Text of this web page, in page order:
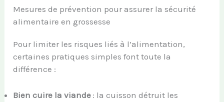
Mesures de prévention pour assurer la sécurité
alimentaire en grossesse
Pour limiter les risques liés à l’alimentation,
certaines pratiques simples font toute la
différence :
Bien cuire la viande : la cuisson détruit les